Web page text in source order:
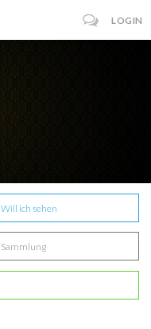
LOGIN
Will ich sehen
Sammlung